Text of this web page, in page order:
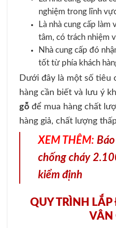
nghiệm trong lĩnh
Là nhà cung cấp
tâm, có trách nhiệm
Nhà cung cấp đó
tốt từ phía khách
Dưới đây là một số tiêu
hàng cần biết và lưu ý
gỗ để mua hàng chất
hàng giả, chất lượng
XEM THÊM:
chống cháy
kiểm định
QUY TRÌNH LẮP
VÂN